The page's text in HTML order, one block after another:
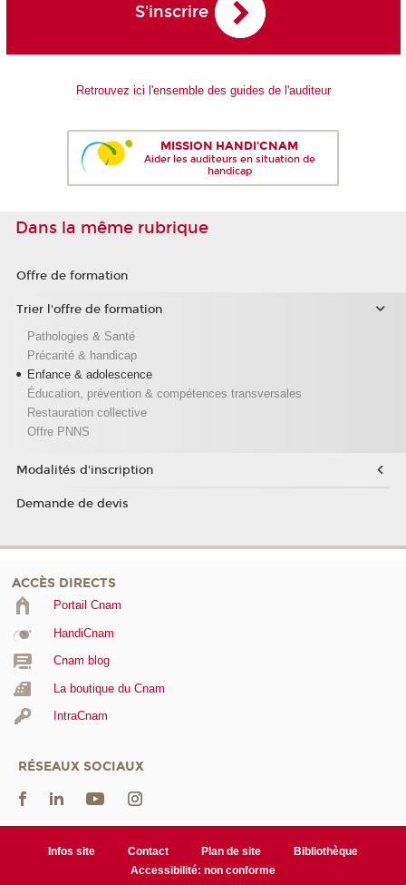
S'inscrire
Retrouvez ici l'ensemble des guides de l'auditeur
MISSION HANDI'CNAM
Aider les auditeurs en situation de
handicap
Dans la même rubrique
Offre de formation
Trier l'offre de formation
Pathologies & Santé
Précarité & handicap
Enfance & adolescence
Éducation, prévention & compétences transversales
Restauration collective
Offre PNNS
Modalités d'inscription
Demande de devis
ACCÈS DIRECTS
Portail Cnam
HandiCnam
Cnam blog
La boutique du Cnam
IntraCnam
RÉSEAUX SOCIAUX
Infos site Contact Plan de site
Bibliothèque
Accessibilité: non conforme